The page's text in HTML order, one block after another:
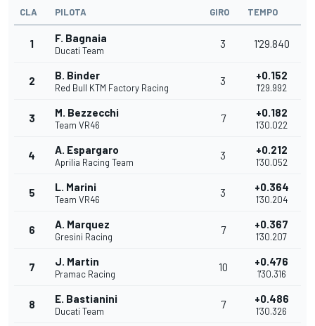
CLA PILOTA GIRO TEMPO
1 F. Bagnaia
Ducati Team
3 1'29.840
2 B. Binder
Red Bull KTM Factory Racing
3 +0.152
1'29.992
3 M. Bezzecchi
Team VR46
7 +0.182
1'30.022
4 A. Espargaro
Aprilia Racing Team
3 +0.212
1'30.052
5 L. Marini
Team VR46
3 +0.364
1'30.204
6 A. Marquez
Gresini Racing
7 +0.367
1'30.207
7 J. Martin
Pramac Racing
10 +0.476
1'30.316
8 E. Bastianini
Ducati Team
7 +0.486
1'30.326